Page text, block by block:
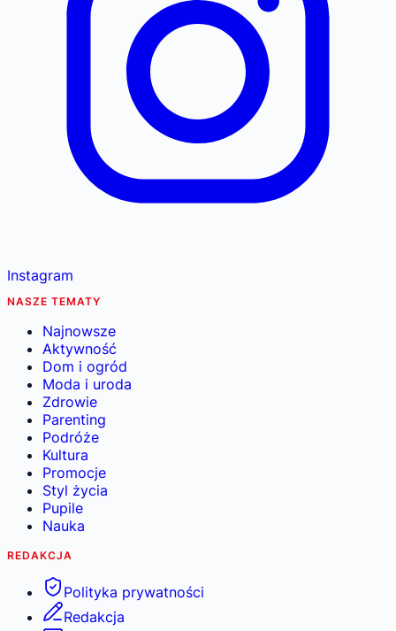
Instagram
NASZE TEMATY
Najnowsze
Aktywność
Dom i ogród
Moda i uroda
Zdrowie
Parenting
Podróże
Kultura
Promocje
Styl życia
Pupile
Nauka
REDAKCJA
Polityka prywatności
Redakcja